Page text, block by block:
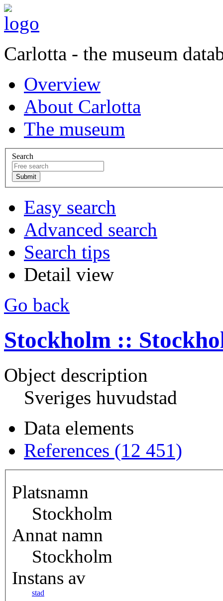
Carlotta - the museum
Overview
About Carlotta
The museum
Search
Easy search
Advanced search
Search tips
Detail view
Go back
Stockholm ::
Object description
Sveriges huvudstad
Data elements
References (12 451)
Platsnamn
Stockholm
Annat namn
Stockholm
Instans av
stad